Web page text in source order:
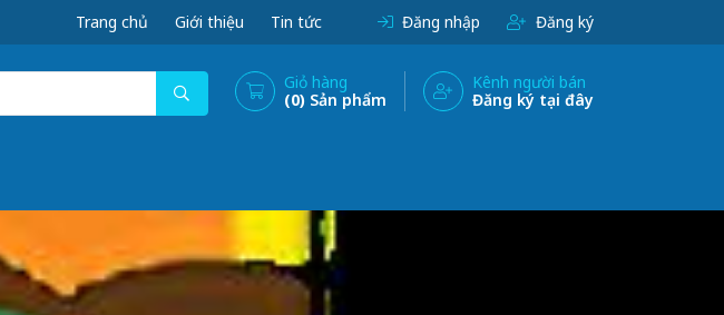
Trang chủ Giới thiệu Tin tức Đăng nhập Đăng ký
Giỏ hàng
(0) Sản phẩm
Kênh người bán
Đăng ký tại đây